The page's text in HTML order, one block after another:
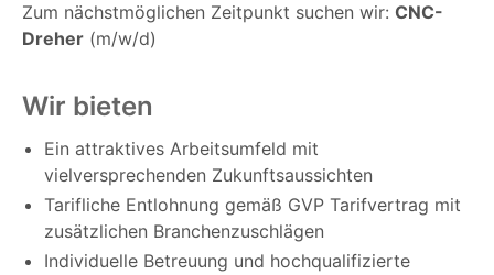
Zum nächstmöglichen Zeitpunkt suchen wir: CNC-
Dreher (m/w/d)
Wir bieten
Ein attraktives Arbeitsumfeld mit
vielversprechenden Zukunftsaussichten
Tarifliche Entlohnung gemäß GVP Tarifvertrag mit
zusätzlichen Branchenzuschlägen
Individuelle Betreuung und hochqualifizierte